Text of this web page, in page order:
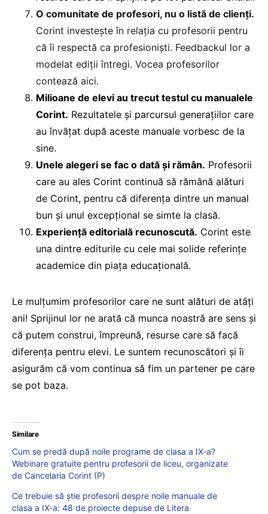
O comunitate de profesori, nu o listă de clienți.
Corint investește în relația cu profesorii pentru
că îi respectă ca profesioniști. Feedbackul lor a
modelat ediții întregi. Vocea profesorilor
contează aici.
Milioane de elevi au trecut testul cu manualele
Corint. Rezultatele și parcursul generațiilor care
au învățat după aceste manuale vorbesc de la
sine.
Unele alegeri se fac o dată și rămân. Profesorii
care au ales Corint continuă să rămână alături
de Corint, pentru că diferența dintre un manual
bun și unul excepțional se simte la clasă.
Experiență editorială recunoscută. Corint este
una dintre editurile cu cele mai solide referințe
academice din piața educațională.
Le mulțumim profesorilor care ne sunt alături de atâți
ani! Sprijinul lor ne arată că munca noastră are sens și
că putem construi, împreună, resurse care să facă
diferența pentru elevi. Le suntem recunoscători și îi
asigurăm că vom continua să fim un partener pe care
se pot baza.
Similare
Cum se predă după noile programe de clasa a IX-a?
Webinare gratuite pentru profesorii de liceu, organizate
de Cancelaria Corint (P)
Ce trebuie să știe profesorii despre noile manuale de
clasa a IX-a: 48 de proiecte depuse de Litera